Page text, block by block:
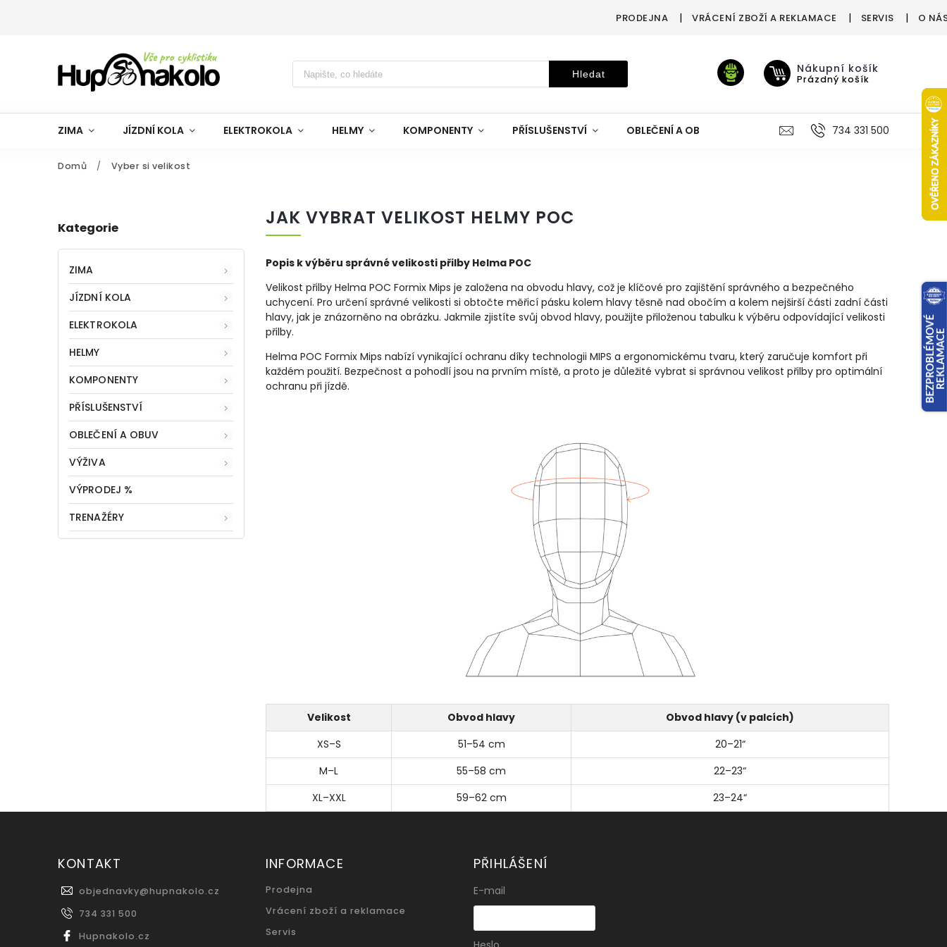
PRODEJNA VRÁCENÍ ZBOŽÍ A REKLAMACE SERVIS O
Hledat Nákupní košík
Prázdný košík
ZIMA JÍZDNÍ KOLA ELEKTROKOLA HELMY KOMPONENTY PŘÍSLUŠENSTVÍ OBLEČENÍ A OBUV VÝŽIVA VÝPRODEJ %
734 331 500
Domů / Vyber si velikost
Kategorie
ZIMA
JÍZDNÍ KOLA
ELEKTROKOLA
HELMY
KOMPONENTY
PŘÍSLUŠENSTVÍ
OBLEČENÍ A OBUV
VÝŽIVA
VÝPRODEJ %
TRENAŽÉRY
JAK VYBRAT VELIKOST HELMY POC
Popis k výběru správné velikosti přilby Helma POC
Velikost přilby Helma POC Formix Mips je založena na obvodu hlavy, což je klíčové pro zajištění správného a bezpečného
uchycení. Pro určení správné velikosti si obtočte měřicí pásku kolem hlavy těsně nad obočím a kolem nejširší části zadní části
hlavy, jak je znázorněno na obrázku. Jakmile zjistíte svůj obvod hlavy, použijte přiloženou tabulku k výběru odpovídající velikosti
přilby.
Helma POC Formix Mips nabízí vynikající ochranu díky technologii MIPS a ergonomickému tvaru, který zaručuje komfort při
každém použití. Bezpečnost a pohodlí jsou na prvním místě, a proto je důležité vybrat si správnou velikost přilby pro optimální
ochranu při jízdě.
Velikost Obvod hlavy
Obvod hlavy (v palcích)
XS–S
51–54 cm
20–21“
M–L
55–58 cm
22–23“
XL–XXL
59–62 cm 23–24“
KONTAKT
objednavky@hupnakolo.cz
734 331 500
Hupnakolo.cz
INFORMACE
Prodejna
Vrácení zboží a reklamace
Servis
PŘIHLÁŠENÍ
E-mail